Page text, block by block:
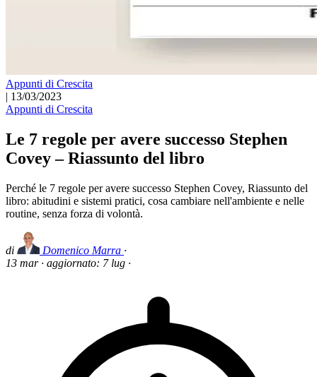
Appunti di Crescita
| 13/03/2023
Appunti di Crescita
Le 7 regole per avere successo Stephen
Covey – Riassunto del libro
Perché le 7 regole per avere successo Stephen Covey, Riassunto del
libro: abitudini e sistemi pratici, cosa cambiare nell'ambiente e nelle
routine, senza forza di volontà.
di Domenico Marra ·
13 mar · aggiornato: 7 lug ·